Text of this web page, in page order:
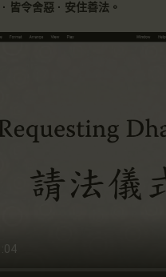
皆令舍惡 · 安住善法。